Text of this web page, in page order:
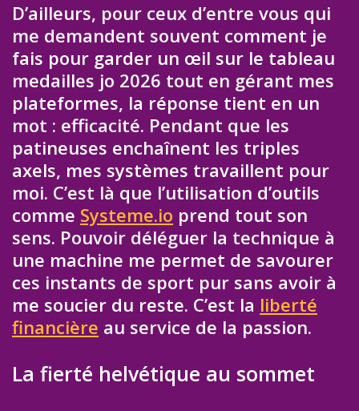
D’ailleurs, pour ceux d’entre vous qui
me demandent souvent comment je
fais pour garder un œil sur le tableau
medailles jo 2026 tout en gérant mes
plateformes, la réponse tient en un
mot : efficacité. Pendant que les
patineuses enchaînent les triples
axels, mes systèmes travaillent pour
moi. C’est là que l’utilisation d’outils
comme Systeme.io prend tout son
sens. Pouvoir déléguer la technique à
une machine me permet de savourer
ces instants de sport pur sans avoir à
me soucier du reste. C’est la liberté
financière au service de la passion.
La fierté helvétique au sommet